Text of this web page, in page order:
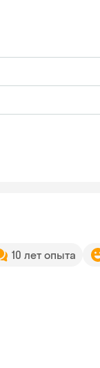
10 лет опыта